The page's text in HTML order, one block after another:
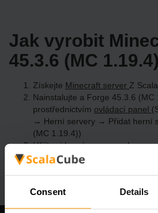
Consent Details
Jak vyrobit
45.3.6 (MC
Získejte Minecraft server Z
Nainstalujte a Forge 45.3.6 (MC
prostřednictvím ovládací panel
→ Herní servery → Přidat herní
(MC 1.19.4))
Užijte si hraní na serveru!